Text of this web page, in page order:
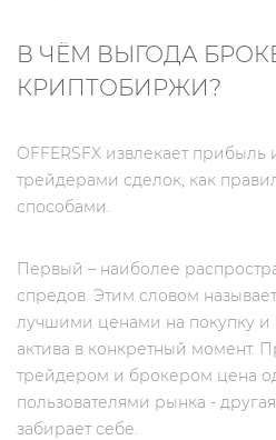
В ЧЁМ ВЫГОДА
КРИПТОБИРЖИ?
OFFERSFX извлекает
трейдерами сделок, как
способами.
Первый – наиболее
спредов. Этим словом
лучшими ценами на покупку и
актива в конкретный момент.
трейдером и брокером цена
пользователями рынка -
забирает себе.